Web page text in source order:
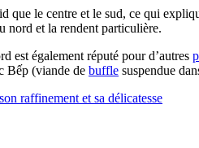
le centre et le sud, ce qui
nord et la rendent particulière.
est également réputé pour d’autres
Bếp (viande de buffle suspendue
raffinement et sa délicatesse